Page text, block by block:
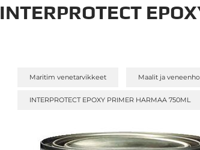
INTERPROTECT
Maritim venetarvikkeet Maalit ja
INTERPROTECT EPOXY PRIMER HARMAA 750ML